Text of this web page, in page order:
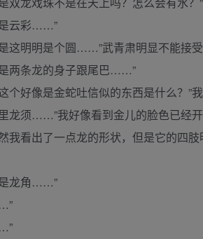
云彩……”
明明是个圆……”武青肃明显不能接受
条龙的身子跟尾巴……”
好像是金蛇吐信似的东西是什么？”我
须……”我好像看到金儿的脸色已经开
看出了一点龙的形状，但是它的四肢
龙角……”